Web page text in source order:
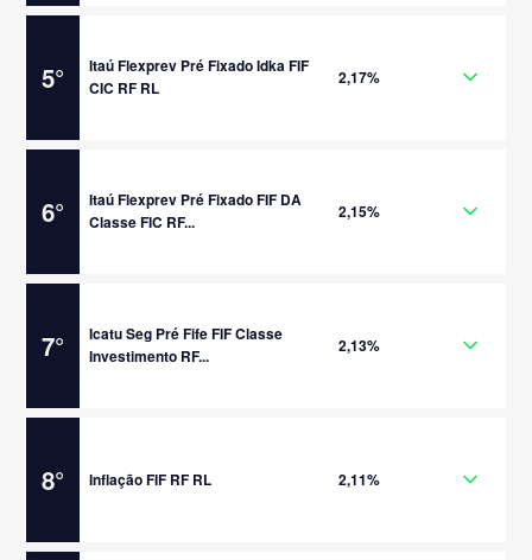
5°
Itaú Flexprev Pré Fixado Idka FIF
CIC RF RL
2,17%
6°
Itaú Flexprev Pré Fixado FIF DA
Classe FIC RF...
2,15%
7°
Icatu Seg Pré Fife FIF Classe
Investimento RF...
2,13%
8° Inflação FIF RF RL 2,11%